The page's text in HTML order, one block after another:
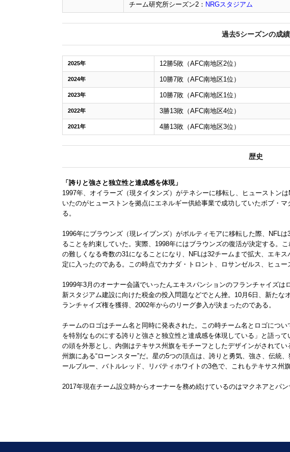
チーム研究所シーズン2： NRGスタジアム
過去5シーズンの成績
2025年 12勝5敗（AFC南地区2位）
2024年 10勝7敗（AFC南地区1位）
2023年 10勝7敗（AFC南地区1位）
2022年 3勝13敗（AFC南地区4位）
2021年 4勝13敗（AFC南地区3位）
歴史
「誇りと強さと独立性と達成感を体現」
1997年、オイラーズ（現タイタンズ）がテネシーに移転し、ヒューストン
いたのがヒューストンを拠点にエネルギー供給事業で成功していたボブ・
る。
1996年にブラウンズ（現レイブンズ）がボルティモアに移転した際、NFL
ることを約束していた。実際、1998年にはブラウンズの復活が決定する。
の難しくなる奇数の31になることになり、NFLは32チームまで拡大、エキ
定に入ったのである。この時点でカナダ・トロント、ロサンゼルス、ヒュー
1999年3月のオーナー会議でいったんエキスパンションのフランチャイズ
新スタジアム建設に向けた税金の投入問題などでとん挫。10月6日、新たな
ランチャイズ権を獲得、2002年からのリーグ参入が決まったのである。
チームのロゴはチーム名と同時に発表された。この時チーム名とロゴにつ
を特別なものにする誇りと強さと独立性と達成感を体現している」と語っ
の頭を外形とし、内側はテキサス州旗をモチーフとしたデザインがされて
州旗にある“ローンスター”だ。星の5つの頂点は、誇りと勇気、強さ、伝統
ールブルー、バトルレッド、リバティホワイトの3色で、これもテキサス州
2017年現在チーム設立時からオーナーを務め続けているのはマクネアとパ